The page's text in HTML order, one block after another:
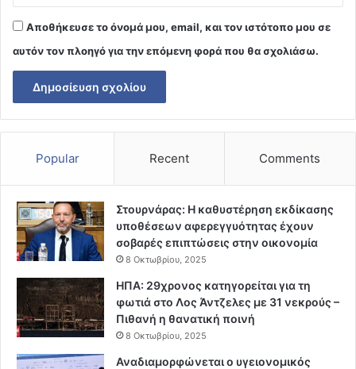
Αποθήκευσε το όνομά μου, email, και τον ιστότοπο μου σε
αυτόν τον πλοηγό για την επόμενη φορά που θα σχολιάσω.
Popular Recent Comments
Στουρνάρας: Η καθυστέρηση εκδίκασης
υποθέσεων αφερεγγυότητας έχουν
σοβαρές επιπτώσεις στην οικονομία
8 Οκτωβρίου, 2025
ΗΠΑ: 29χρονος κατηγορείται για τη
φωτιά στο Λος Άντζελες με 31 νεκρούς –
Πιθανή η θανατική ποινή
8 Οκτωβρίου, 2025
Αναδιαμορφώνεται ο υγειονομικός